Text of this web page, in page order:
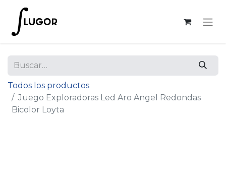
Todos los productos
Juego Exploradoras Led Aro Angel Redondas
Bicolor Loyta